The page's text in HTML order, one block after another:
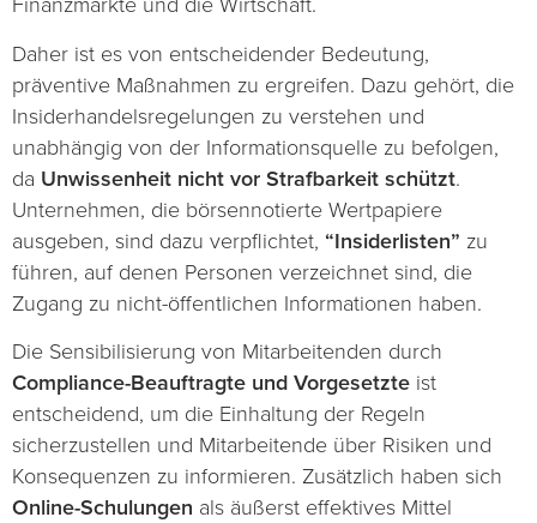
Daher ist es von entscheidender Bedeutung,
präventive Maßnahmen zu ergreifen. Dazu gehört, die
Insiderhandelsregelungen zu verstehen und
unabhängig von der Informationsquelle zu befolgen,
da Unwissenheit nicht vor Strafbarkeit schützt.
Unternehmen, die börsennotierte Wertpapiere
ausgeben, sind dazu verpflichtet, “Insiderlisten” zu
führen, auf denen Personen verzeichnet sind, die
Zugang zu nicht-öffentlichen Informationen haben.
Die Sensibilisierung von Mitarbeitenden durch
Compliance-Beauftragte und Vorgesetzte ist
entscheidend, um die Einhaltung der Regeln
sicherzustellen und Mitarbeitende über Risiken und
Konsequenzen zu informieren. Zusätzlich haben sich
Online-Schulungen als äußerst effektives Mittel